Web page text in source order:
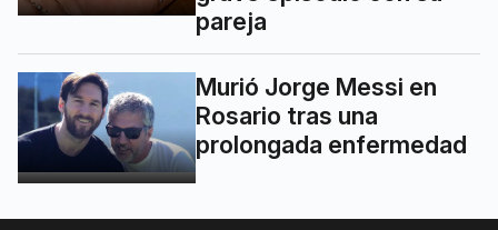
pareja
Murió Jorge Messi en
Rosario tras una
prolongada enfermedad